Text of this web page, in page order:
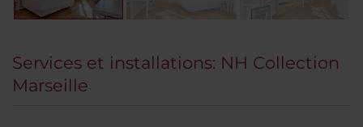
Services et installations: NH Collection
Marseille